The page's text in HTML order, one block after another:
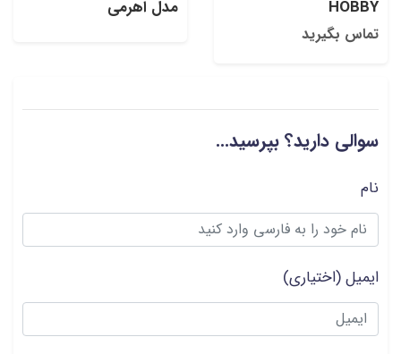
HOBBY
تماس بگیرید
مدل اهرمی
سوالی دارید؟ بپرسید...
نام
ایمیل(اختیاری)